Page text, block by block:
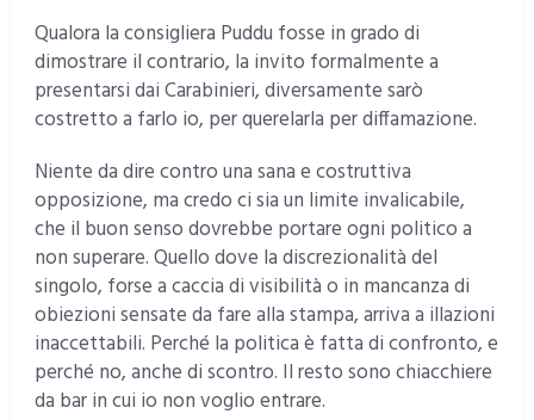
Qualora la consigliera Puddu fosse in grado di
dimostrare il contrario, la invito formalmente a
presentarsi dai Carabinieri, diversamente sarò
costretto a farlo io, per querelarla per diffamazione.
Niente da dire contro una sana e costruttiva
opposizione, ma credo ci sia un limite invalicabile,
che il buon senso dovrebbe portare ogni politico a
non superare. Quello dove la discrezionalità del
singolo, forse a caccia di visibilità o in mancanza di
obiezioni sensate da fare alla stampa, arriva a illazioni
inaccettabili. Perché la politica è fatta di confronto, e
perché no, anche di scontro. Il resto sono chiacchiere
da bar in cui io non voglio entrare.